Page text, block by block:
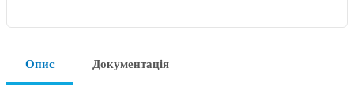
Опис Документація